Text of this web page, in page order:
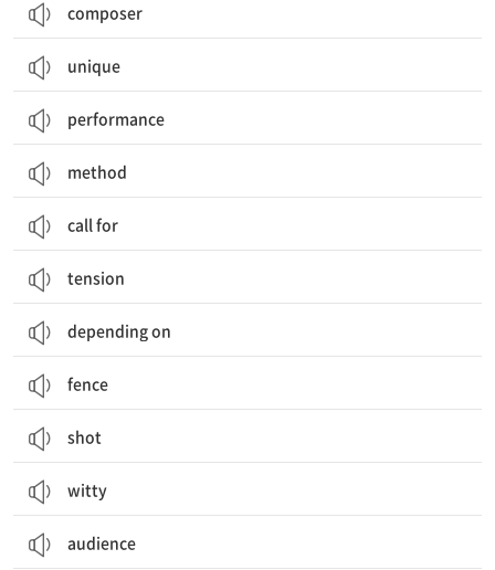
composer
unique
performance
method
call for
tension
depending on
fence
shot
witty
audience